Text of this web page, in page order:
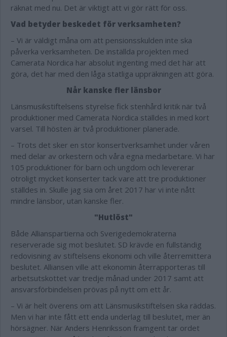
räknat med nu. Det är viktigt att vi gör rätt för oss.
Vad betyder beskedet för verksamheten?
– Vi är väldigt måna om att pensionsskulden inte ska
påverka verksamheten. De inställda projekten med
Camerata Nordica har absolut ingenting med det här att
göra, det har med den låga statliga uppräkningen att göra.
Når kanske fler länsbor
Länsmusikstiftelsens styrelse fick stenhård kritik när två
produktioner med Camerata Nordica ställdes in med kort
varsel. Till hösten är två produktioner planerade.
– Trots det sker en stor konsertverksamhet under våren
med delar av orkestern och våra egna medarbetare. Vi har
105 produktioner för barn och ungdom och levererar
otroligt mycket konserter tack vare att tre produktioner
ställdes in. Skulle jag sia om året 2017 har vi inte nått
mindre länsbor, utan kanske fler.
"Hutlöst"
Både Allianspartierna och Sverigedemokraterna
reserverade sig mot beslutet. SD krävde en fullständig
redovisning av stiftelsens ekonomi och ville återremittera
beslutet. Alliansen ville att ekonomin återrapporteras till
arbetsutskottet var tredje månad under 2017 samt att
ansvarsförbindelsen prövas på nytt om ett år.
– Vi är helt överens om att Länsmusikstiftelsen ska räddas.
Men vi har inte fått ett enda underlag till beslutet, mer än
hörsägner. När Anders Henriksson framgent tar ordet